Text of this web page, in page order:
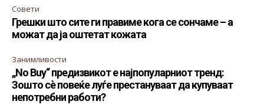
Совети
Грешки што сите ги правиме кога се сончаме – а
можат да ја оштетат кожата
Занимливости
„No Buy“ предизвикот е најпопуларниот тренд:
Зошто сè повеќе луѓе престануваат да купуваат
непотребни работи?